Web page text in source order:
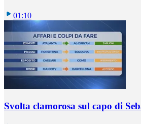
01:10
Svolta clamorosa sul capo di